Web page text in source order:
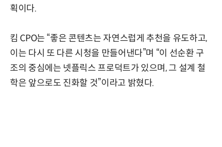
획이다.
킴 CPO는 “좋은 콘텐츠는 자연스럽게 추천을 유도하고,
이는 다시 또 다른 시청을 만들어낸다”며 “이 선순환 구
조의 중심에는 넷플릭스 프로덕트가 있으며, 그 설계 철
학은 앞으로도 진화할 것”이라고 밝혔다.